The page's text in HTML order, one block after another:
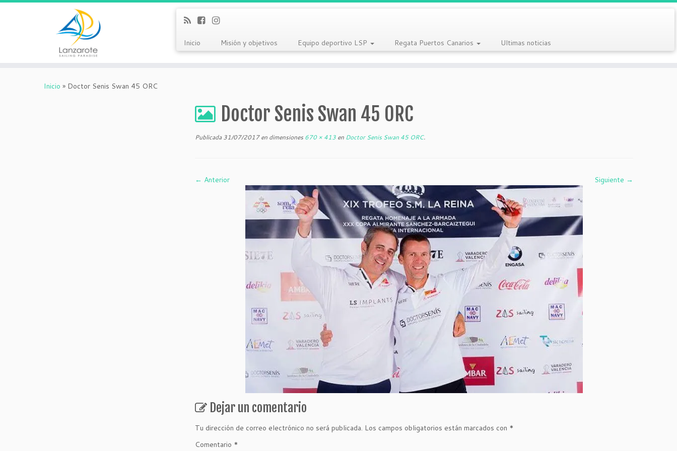
Inicio Misión y objetivos Equipo deportivo LSP Regata Puertos Canarios Ultimas noticias
Inicio » Doctor Senis Swan 45 ORC
Doctor Senis Swan 45 ORC
Publicada 31/07/2017en dimensiones 670 × 413 en Doctor Senis Swan 45 ORC.
← Anterior Siguiente →
Dejar un comentario
Tu dirección de correo electrónico no será publicada. Los campos obligatorios están marcados con *
Comentario *